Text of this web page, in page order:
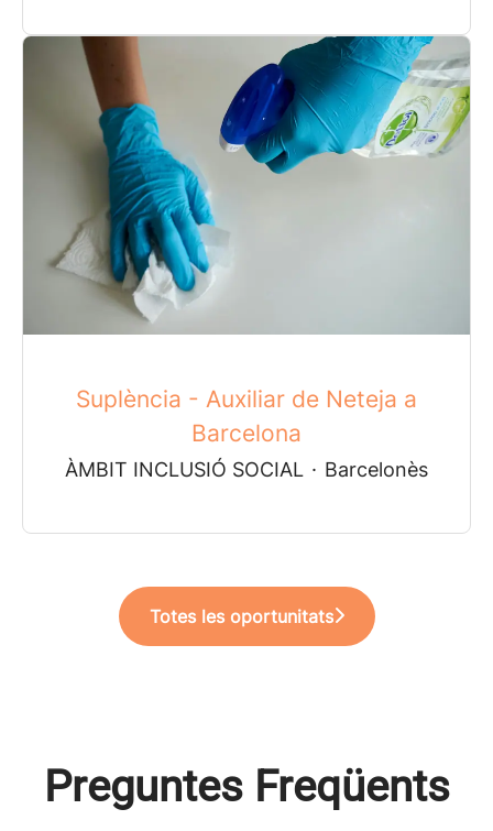
Suplència - Auxiliar de Neteja a
Barcelona
ÀMBIT INCLUSIÓ SOCIAL · Barcelonès
Totes les oportunitats
Preguntes Freqüents